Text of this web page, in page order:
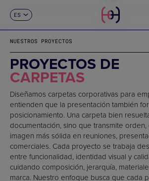
ES
FR
DE
IT
PT
CONTACTO
NUESTROS PROYECTOS
PROYECTOS DE
CARPETAS
Diseñamos carpetas corporativas para
entienden que la presentación también
posicionamiento. Una carpeta bien
documentación, sino que transmite orden,
imagen más sólida en reuniones,
comerciales. Cada proyecto se trabaja
entre funcionalidad, identidad visual y
cuidando composición, jerarquía,
marca. Nuestro enfoque busca que cada